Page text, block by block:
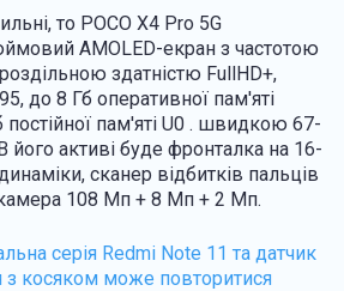
то POCO X4 Pro 5G
AMOLED-екран з частотою
здатністю FullHD+,
до 8 Гб оперативної пам'яті
постійної пам'яті U0 . швидкою 67-
активі буде фронталка на 16-
сканер відбитків пальців
камера 108 Мп + 8 Мп + 2 Мп.
серія Redmi Note 11 та датчик
з косяком може повторитися